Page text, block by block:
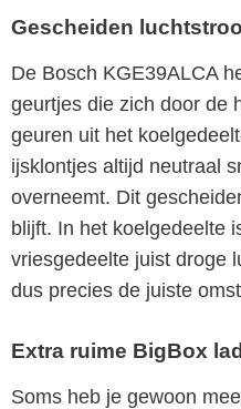
Gescheiden
De Bosch KGE39ALCA
geurtjes die zich door de
geuren uit het
ijsklontjes altijd neutraal
overneemt. Dit
blijft. In het koelgedeelte
vriesgedeelte juist droge
dus precies de juiste
Extra ruime BigBox
Soms heb je gewoon